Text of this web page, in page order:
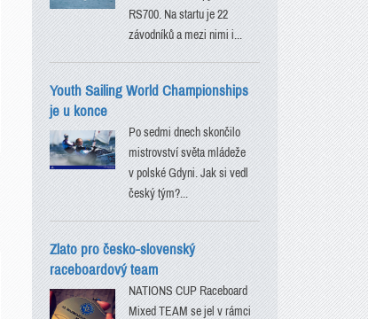
RS700. Na startu je 22
závodníků a mezi nimi i...
Youth Sailing World Championships
je u konce
Po sedmi dnech skončilo
mistrovství světa mládeže
v polské Gdyni. Jak si vedl
český tým?...
Zlato pro česko-slovenský
raceboardový team
NATIONS CUP Raceboard
Mixed TEAM se jel v rámci